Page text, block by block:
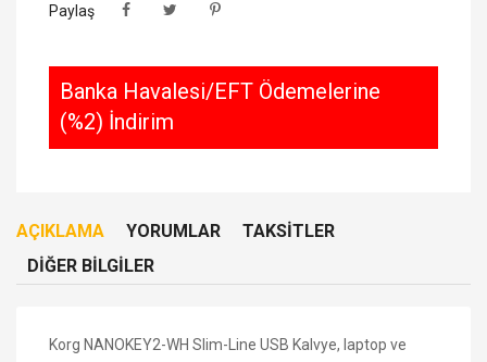
Paylaş
Banka Havalesi/EFT Ödemelerine
(%2) İndirim
AÇIKLAMA YORUMLAR
TAKSITLER
DIĞER BILGILER
Korg NANOKEY2-WH Slim-Line USB Kalvye, laptop ve